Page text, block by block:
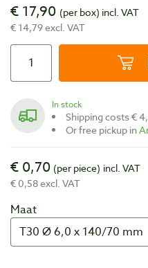
€ 17,90 (per box) incl. VAT
€ 14,79 excl. VAT
In stock
Shipping costs €
Or free pickup in
€ 0,70 (per piece) incl. VAT
€ 0,58 excl. VAT
Maat